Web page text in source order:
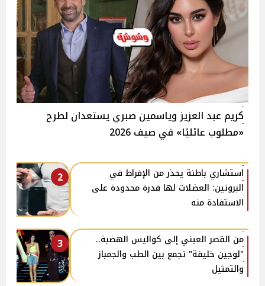
كريم عبد العزيز وياسمين صبري يستعدان لطرح
«مطلوب عائليًا» في صيف 2026
2
استشاري باطنة يحذر من الإفراط في
البروتين: العضلات لها قدرة محدودة على
الاستفادة منه
3
من القصر العيني إلى كواليس الهضبة..
"لوجين خليفة" تجمع بين الطب والجمباز
والتمثيل